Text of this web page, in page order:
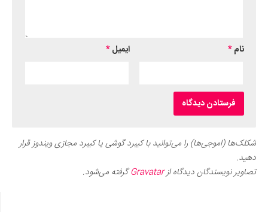
نام* ایمیل*
شکلک‌ها (اموجی‌ها) را می‌توانید با کیبرد گوشی یا کیبرد مجازی ویندوز قرار
دهید.
تصاویر نویسندگان دیدگاه ازGravatarگرفته می‌شود.